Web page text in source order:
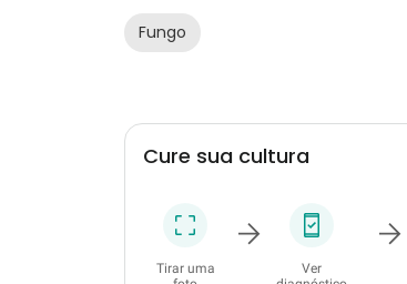
Fungo
Cure sua cultura
Tirar uma
Ver